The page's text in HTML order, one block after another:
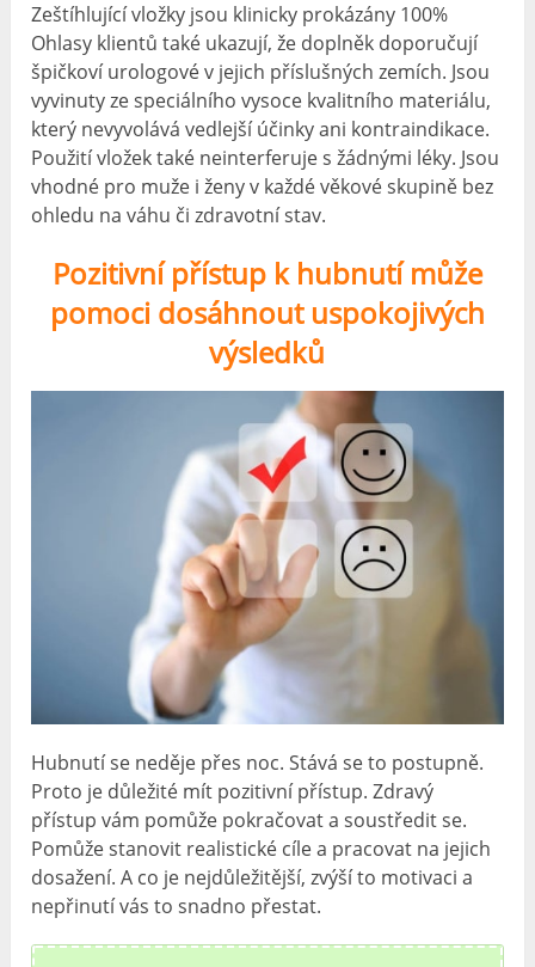
Zeštíhlující vložky jsou klinicky prokázány 100%
Ohlasy klientů také ukazují, že doplněk doporučují
špičkoví urologové v jejich příslušných zemích. Jsou
vyvinuty ze speciálního vysoce kvalitního materiálu,
který nevyvolává vedlejší účinky ani kontraindikace.
Použití vložek také neinterferuje s žádnými léky. Jsou
vhodné pro muže i ženy v každé věkové skupině bez
ohledu na váhu či zdravotní stav.
Pozitivní přístup k hubnutí může
pomoci dosáhnout uspokojivých
výsledků
Hubnutí se neděje přes noc. Stává se to postupně.
Proto je důležité mít pozitivní přístup. Zdravý
přístup vám pomůže pokračovat a soustředit se.
Pomůže stanovit realistické cíle a pracovat na jejich
dosažení. A co je nejdůležitější, zvýší to motivaci a
nepřinutí vás to snadno přestat.